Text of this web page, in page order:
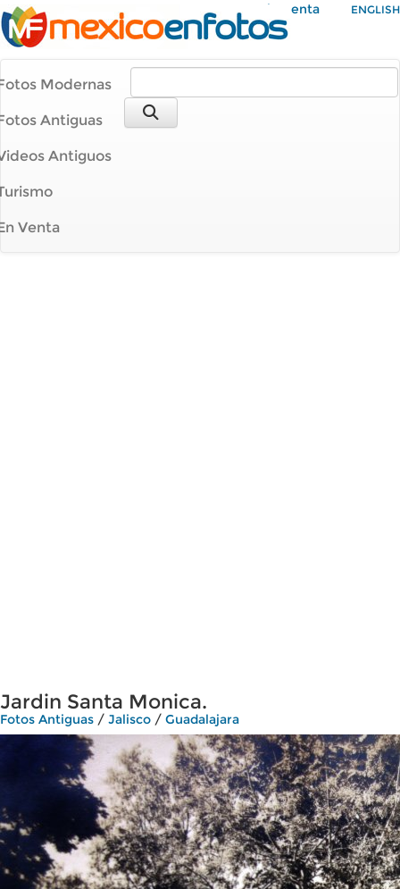
Mi Cuenta ENGLISH
Modernas
Antiguas
Antiguos
Venta
Jardin Santa Monica.
Fotos Antiguas / Jalisco / Guadalajara